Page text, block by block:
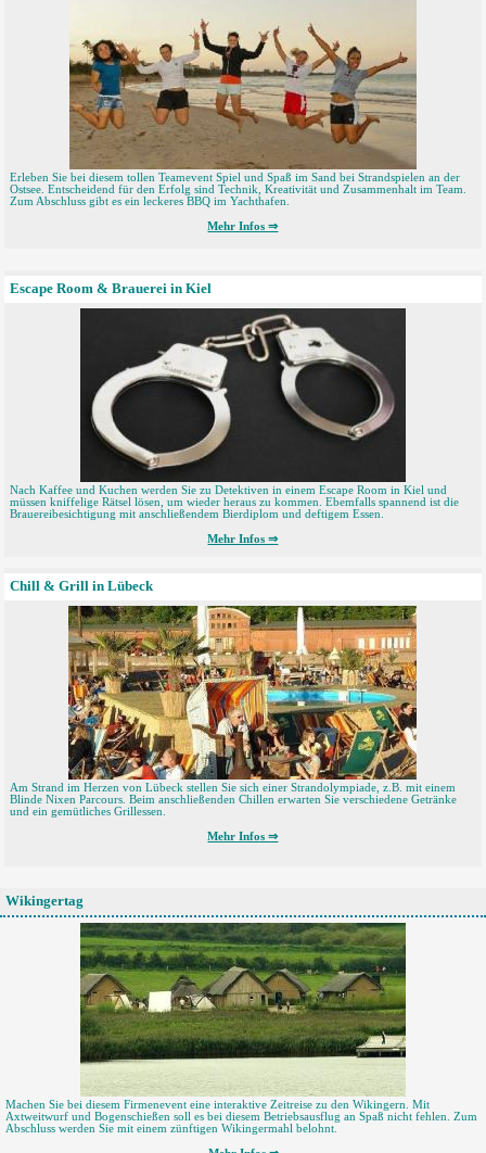
Erleben Sie bei diesem tollen Teamevent Spiel und Spaß im Sand bei Strandspielen an der
Ostsee. Entscheidend für den Erfolg sind Technik, Kreativität und Zusammenhalt im Team.
Zum Abschluss gibt es ein leckeres BBQ im Yachthafen.
Mehr Infos ⇒
Escape Room & Brauerei in Kiel
Nach Kaffee und Kuchen werden Sie zu Detektiven in einem Escape Room in Kiel und
müssen kniffelige Rätsel lösen, um wieder heraus zu kommen. Ebemfalls spannend ist die
Brauereibesichtigung mit anschließendem Bierdiplom und deftigem Essen.
Mehr Infos ⇒
Chill & Grill in Lübeck
Am Strand im Herzen von Lübeck stellen Sie sich einer Strandolympiade, z.B. mit einem
Blinde Nixen Parcours. Beim anschließenden Chillen erwarten Sie verschiedene Getränke
und ein gemütliches Grillessen.
Mehr Infos ⇒
Wikingertag
Machen Sie bei diesem Firmenevent eine interaktive Zeitreise zu den Wikingern. Mit
Axtweitwurf und Bogenschießen soll es bei diesem Betriebsausflug an Spaß nicht fehlen. Zum
Abschluss werden Sie mit einem zünftigen Wikingermahl belohnt.